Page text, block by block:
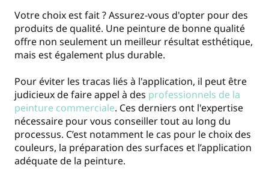
Votre choix est fait ? Assurez-vous d'opter pour des
produits de qualité. Une peinture de bonne qualité
offre non seulement un meilleur résultat esthétique,
mais est également plus durable.
Pour éviter les tracas liés à l'application, il peut être
judicieux de faire appel à des professionnels de la
peinture commerciale. Ces derniers ont l'expertise
nécessaire pour vous conseiller tout au long du
processus. C’est notamment le cas pour le choix des
couleurs, la préparation des surfaces et l’application
adéquate de la peinture.